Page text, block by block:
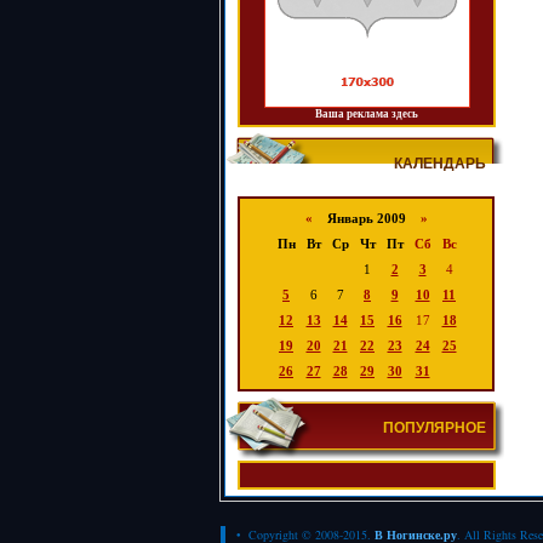
Ваша реклама здесь
КАЛЕНДАРЬ
« Январь 2009 »
Пн
Вт Ср Чт Пт Сб
Вс
1
2 3
4
5
6 7 8 9 10
11
12
13 14 15 16 17
18
19
20 21 22 23 24
25
26
27 28 29 30 31
ПОПУЛЯРНОЕ
• Copyright © 2008-2015. В Ногинске.ру. All Rights